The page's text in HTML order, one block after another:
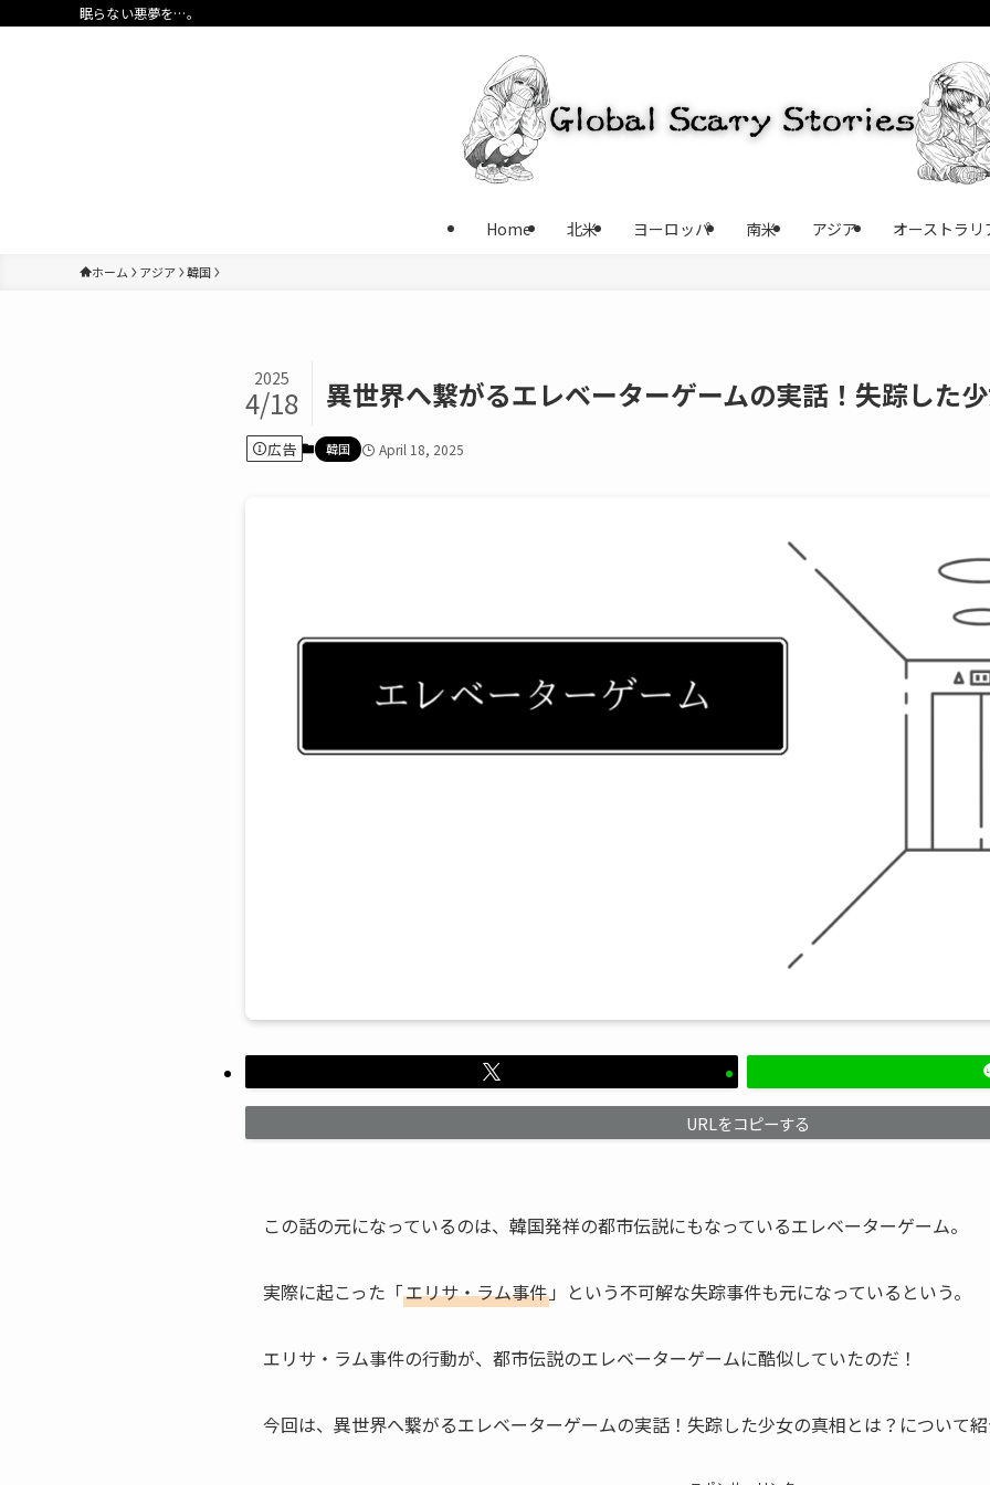
眠らない悪夢を…。
Home 北米 ヨーロッパ 南米 アジア オーストラリ
ホーム アジア 韓国
異世界へ繋がるエレベーターゲームの実話！失踪した
2025
4/18
広告 韓国 April 18, 2025
URLをコピーする
この話の元になっているのは、韓国発祥の都市伝説にもなっているエレベーターゲーム。
実際に起こった「エリサ・ラム事件 」という不可解な失踪事件も元になっているという。
エリサ・ラム事件の行動が、都市伝説のエレベーターゲームに酷似していたのだ！
今回は、異世界へ繋がるエレベーターゲームの実話！失踪した少女の真相とは？について